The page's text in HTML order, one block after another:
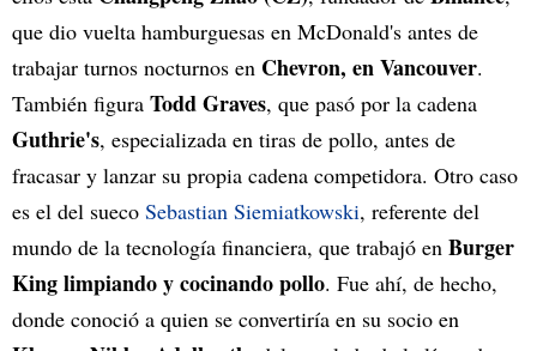
que dio vuelta hamburguesas en McDonald's antes de
trabajar turnos nocturnos en Chevron, en Vancouver.
También figura Todd Graves, que pasó por la cadena
Guthrie's, especializada en tiras de pollo, antes de
fracasar y lanzar su propia cadena competidora. Otro caso
es el del sueco Sebastian Siemiatkowski, referente del
mundo de la tecnología financiera, que trabajó en Burger
King limpiando y cocinando pollo. Fue ahí, de hecho,
donde conoció a quien se convertiría en su socio en